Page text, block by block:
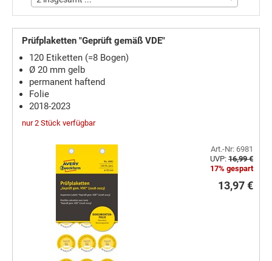
Prüfplaketten "Geprüft gemäß VDE"
120 Etiketten (=8 Bogen)
Ø 20 mm gelb
permanent haftend
Folie
2018-2023
nur 2 Stück verfügbar
Art.-Nr: 6981
UVP: 16,99 €
17% gespart
13,97 €